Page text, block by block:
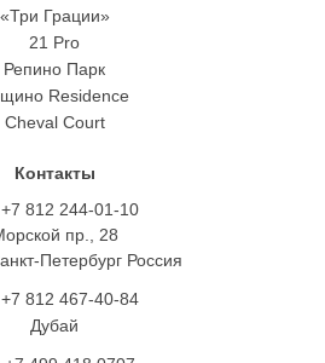
«Три Грации»
21 Pro
Репино Парк
Residence
Cheval Court
Контакты
+7 812 244-01-10
пр., 28
Петербург Росcия
+7 812 467-40-84
Дубай